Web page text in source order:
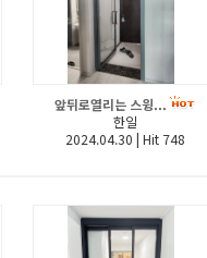
앞뒤로열리는 스윙...
한일
2024.04.30 | Hit 748